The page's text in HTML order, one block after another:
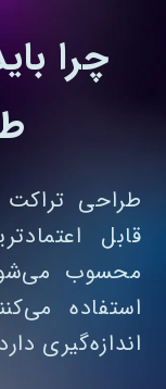
چرا
طراحی تراکت
قابل‌
محسوب
استفاده
اندازه‌گیری